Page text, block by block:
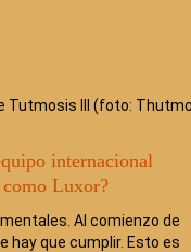
Tutmosis III (foto:
internacional
Luxor?
Al comienzo de
hay que cumplir. Esto es